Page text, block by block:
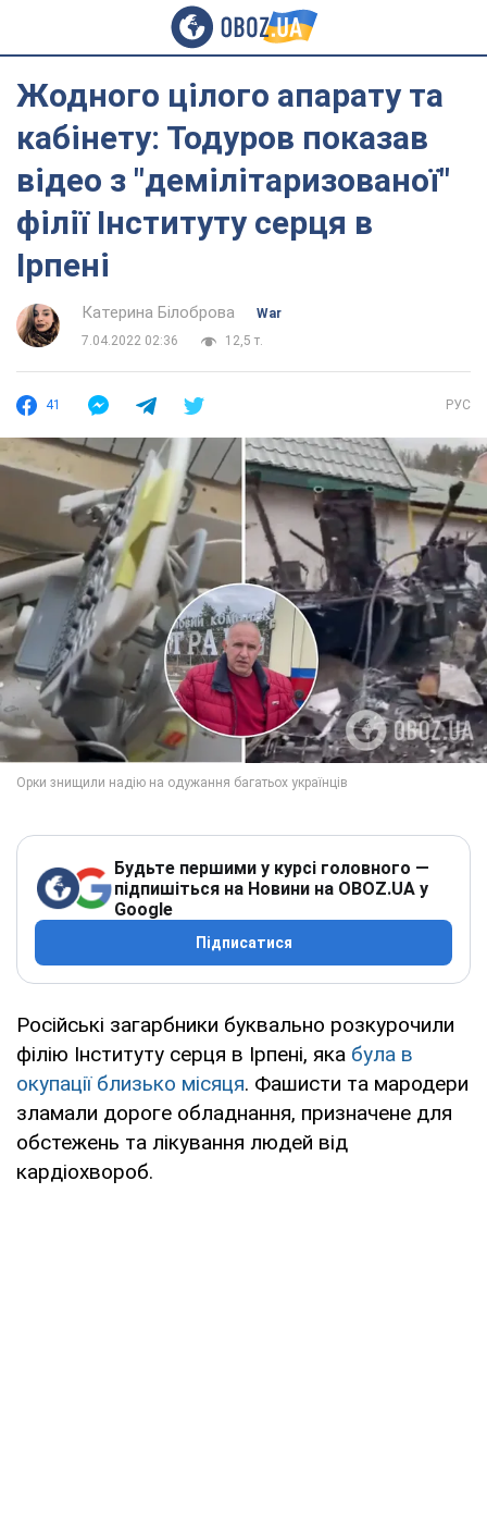
Жодного цілого апарату та
кабінету: Тодуров показав
відео з "демілітаризованої"
філії Інституту серця в
Ірпені
Катерина Білоброва
War
7.04.2022 02:36
12,5 т.
41 РУС
Будьте першими у курсі головного —
підпишіться на Новини на OBOZ.UA у
Google
Підписатися
Російські загарбники буквально розкурочили
філію Інституту серця в Ірпені, яка була в
окупації близько місяця. Фашисти та мародери
зламали дороге обладнання, призначене для
обстежень та лікування людей від
кардіохвороб.